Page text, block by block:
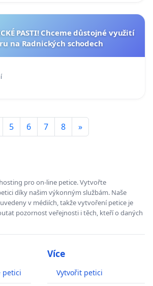
PASTI! Chceme důstojné využití
na Radnických schodech
5 6 7 8 »
pro on-line petice. Vytvořte
díky našim výkonným službám. Naše
v médiích, takže vytvoření petice je
pozornost veřejnosti i těch, kteří o daných
petici
Více
Vytvořit petici